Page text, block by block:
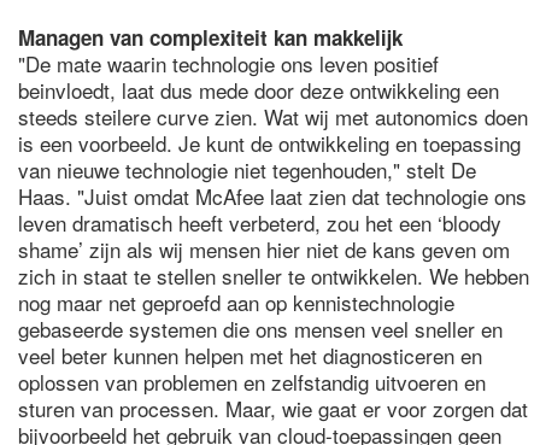
Managen van complexiteit kan makkelijk
"De mate waarin technologie ons leven positief
beinvloedt, laat dus mede door deze ontwikkeling een
steeds steilere curve zien. Wat wij met autonomics doen
is een voorbeeld. Je kunt de ontwikkeling en toepassing
van nieuwe technologie niet tegenhouden," stelt De
Haas. "Juist omdat McAfee laat zien dat technologie ons
leven dramatisch heeft verbeterd, zou het een ‘bloody
shame’ zijn als wij mensen hier niet de kans geven om
zich in staat te stellen sneller te ontwikkelen. We hebben
nog maar net geproefd aan op kennistechnologie
gebaseerde systemen die ons mensen veel sneller en
veel beter kunnen helpen met het diagnosticeren en
oplossen van problemen en zelfstandig uitvoeren en
sturen van processen. Maar, wie gaat er voor zorgen dat
bijvoorbeeld het gebruik van cloud-toepassingen geen